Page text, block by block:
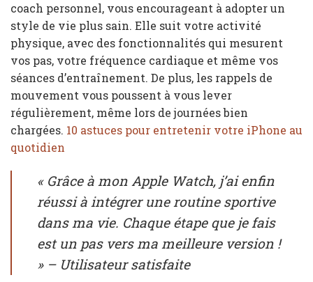
coach personnel, vous encourageant à adopter un
style de vie plus sain. Elle suit votre activité
physique, avec des fonctionnalités qui mesurent
vos pas, votre fréquence cardiaque et même vos
séances d’entraînement. De plus, les rappels de
mouvement vous poussent à vous lever
régulièrement, même lors de journées bien
chargées. 10 astuces pour entretenir votre iPhone au
quotidien
« Grâce à mon Apple Watch, j’ai enfin
réussi à intégrer une routine sportive
dans ma vie. Chaque étape que je fais
est un pas vers ma meilleure version !
» – Utilisateur satisfaite